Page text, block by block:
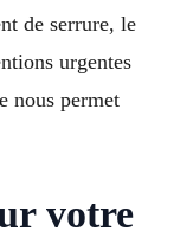
de serrure, le
urgentes
nous permet
votre